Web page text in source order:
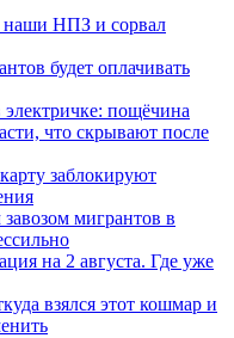
наши НПЗ и сорвал
будет оплачивать
пощёчина
что скрывают после
заблокируют
мигрантов в
на 2 августа. Где уже
взялся этот кошмар и